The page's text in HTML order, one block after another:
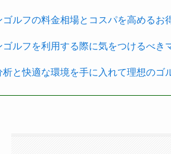
ルフの料金相場とコスパを高めるお
ルフを利用する際に気をつけるべき
と快適な環境を手に入れて理想のゴ